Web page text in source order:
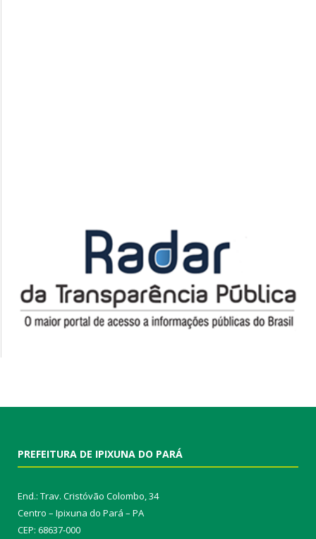
PREFEITURA DE IPIXUNA DO PARÁ
End.: Trav. Cristóvão Colombo, 34
Centro – Ipixuna do Pará – PA
CEP: 68637-000